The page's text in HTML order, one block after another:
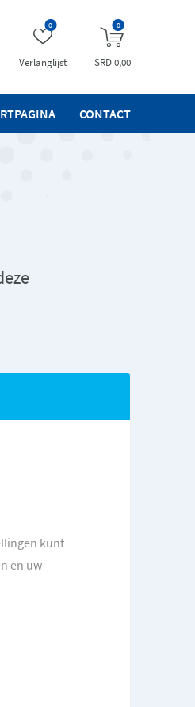
Verlanglijst
0 0
SRD 0,00
CONTACT
kunt
en uw